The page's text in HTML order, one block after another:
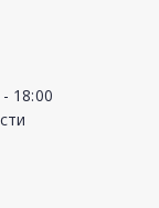
18:00